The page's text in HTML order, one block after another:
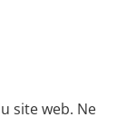
site web. Ne